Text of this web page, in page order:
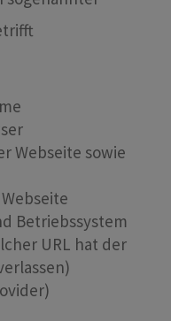
Webseite sowie
Betriebssystem
URL hat der